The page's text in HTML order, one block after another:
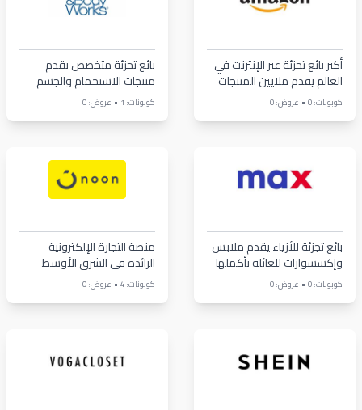
أكبر بائع تجزئة عبر الإنترنت في
العالم يقدم ملايين المنتجات
كوبونات: 0 • عروض: 0
بائع تجزئة متخصص يقدم
منتجات الاستحمام والجسم
وعطور المنزل
كوبونات: 1 • عروض: 0
بائع تجزئة للأزياء يقدم ملابس
وإكسسوارات للعائلة بأكملها
كوبونات: 0 • عروض: 0
منصة التجارة الإلكترونية
الرائدة في الشرق الأوسط
تقدم منتجات متنوعة
كوبونات: 4 • عروض: 0